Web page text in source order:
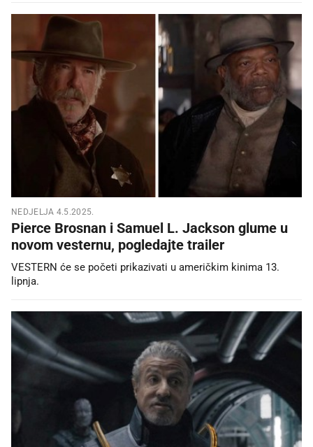
NEDJELJA 4.5.2025.
Pierce Brosnan i Samuel L. Jackson glume u
novom vesternu, pogledajte trailer
VESTERN će se početi prikazivati u američkim kinima 13.
lipnja.